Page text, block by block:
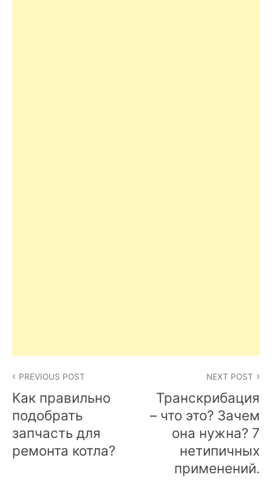
navigation
PREVIOUS POST
Как правильно
подобрать
запчасть для
ремонта котла?
NEXT POST
Транскрибация
– что это? Зачем
она нужна? 7
нетипичных
применений.